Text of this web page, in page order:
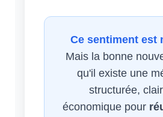
Ce sentiment est
Mais la bonne
qu'il existe une
structurée,
économique pour